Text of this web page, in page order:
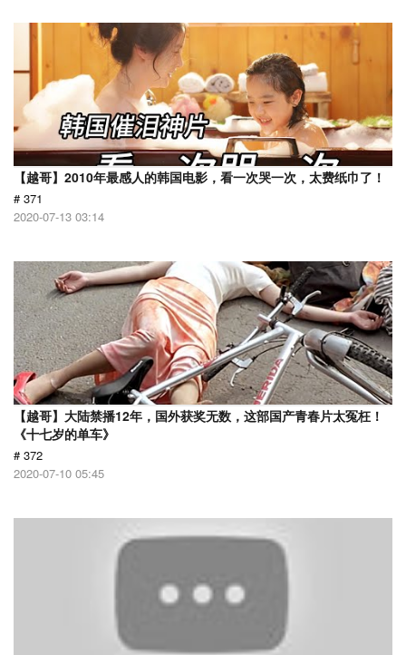
【越哥】2010年最感人的韩国电影，看一次哭一次，太费纸巾了！
# 371
2020-07-13 03:14
【越哥】大陆禁播12年，国外获奖无数，这部国产青春片太冤枉！
《十七岁的单车》
# 372
2020-07-10 05:45